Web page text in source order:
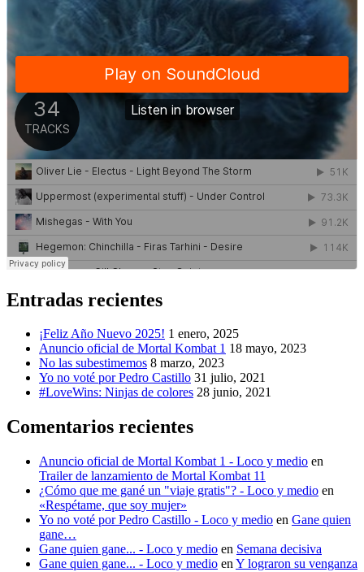
Entradas recientes
¡Feliz Año Nuevo 2025! 1 enero, 2025
Anuncio oficial de Mortal Kombat 1 18 mayo, 2023
No las subestimemos 8 marzo, 2023
Yo no voté por Pedro Castillo 31 julio, 2021
#LoveWins: Ninjas de colores 28 junio, 2021
Comentarios recientes
Anuncio oficial de Mortal Kombat 1 - Loco y medio en
Trailer de lanzamiento de Mortal Kombat 11
¿Cómo que me gané un "viaje gratis"? - Loco y medio en
«Respétame, que soy mujer»
Yo no voté por Pedro Castillo - Loco y medio en Gane quien
gane…
Gane quien gane... - Loco y medio en Semana decisiva
Gane quien gane... - Loco y medio en Y lograron su venganza